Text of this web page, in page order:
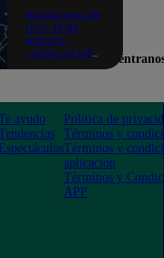
Horóscopo de
HOY, 10 de
agosto:
¿cómo te irá
ayudo
Espectáculos
Política de
Términos y
Términos y
aplicación
Términos y
APP